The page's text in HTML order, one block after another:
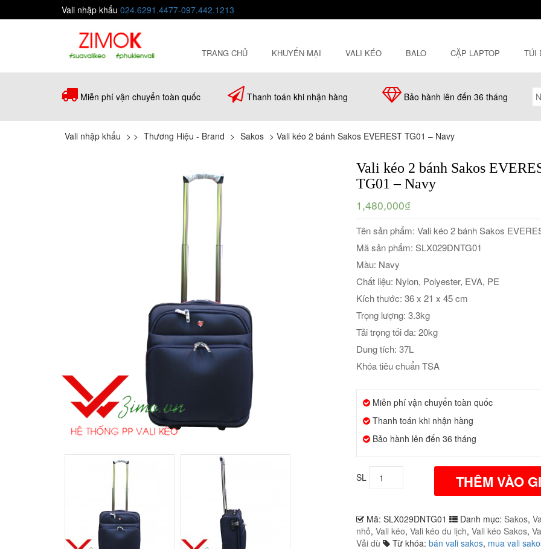
Vali nhập khẩu 024.6291.4477-097.442.1213
TRANG CHỦ KHUYẾN MẠI VALI KÉO BALO CẶP LAPTOP TÚI
Miễn phí vận chuyển toàn quốc Thanh toán khi nhận hàng Bảo hành lên đến 36 tháng
Vali nhập khẩu > > Thương Hiệu - Brand > Sakos > Vali kéo 2 bánh Sakos EVEREST TG01 – Navy
Vali kéo 2 bánh Sakos
TG01 – Navy
1,480,000₫
Tên sản phẩm: Vali kéo 2 bánh Sakos
Mã sản phẩm: SLX029DNTG01
Màu: Navy
Chất liệu: Nylon, Polyester, EVA, PE
Kích thước: 36 x 21 x 45 cm
Trọng lượng: 3.3kg
Tải trọng tối đa: 20kg
Dung tích: 37L
Khóa tiêu chuẩn TSA
Miễn phí vận chuyển toàn quốc
Thanh toán khi nhận hàng
Bảo hành lên đến 36 tháng
SL THÊM VÀO
Mã: SLX029DNTG01 Danh mục: Sakos,
nhỏ, Vali kéo, Vali kéo du lịch, Vali kéo Sakos,
Vải dù
Từ khóa: bán vali sakos, mua vali